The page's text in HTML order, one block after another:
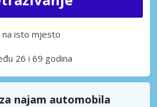
isto mjesto
26 i 69 godina
najam automobila